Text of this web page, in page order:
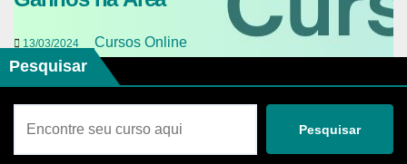
13/03/2024 Cursos Online
Pesquisar
Pesquisar